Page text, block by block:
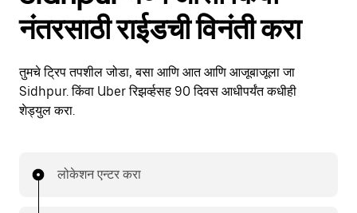
नंतरसाठी राईडची विनंती करा
तुमचे ट्रिप तपशील जोडा, बसा आणि आत आणि आजूबाजूला जा
Sidhpur. किंवा Uber रिझर्व्हसह 90 दिवस आधीपर्यंत कधीही
शेड्युल करा.
लोकेशन एन्टर करा